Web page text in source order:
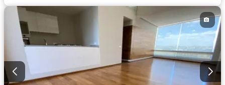
Cuarto de servicio
Electricidad
Elevador
Estacionamiento
Gimnasio
Internet
Jardín
Recámara con closet Azotea
Sala polivalente
Seguridad
Televisión por cable
Terraza
Vista panorámica
Zonas verdes
Permite mascotas
Permite niños
Solo familias Sin amueblar